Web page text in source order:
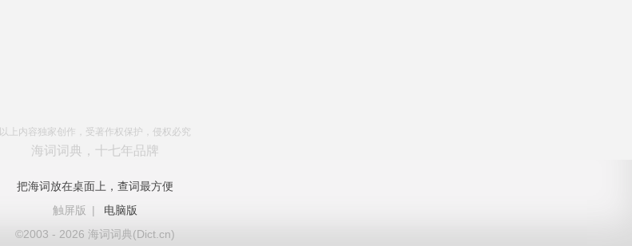
以上内容独家创作，受著作权保护，侵权必究
海词词典，十七年品牌
把海词放在桌面上，查词最方便
触屏版
|
电脑版
©2003 - 2026 海词词典(Dict.cn)